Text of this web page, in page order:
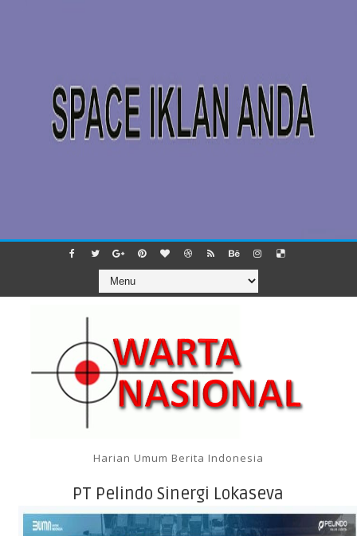
Harian Umum Berita Indonesia
PT Pelindo Sinergi Lokaseva